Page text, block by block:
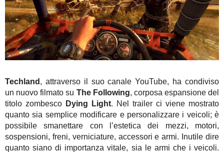
Techland , attraverso il suo canale YouTube, ha condiviso
un nuovo filmato su The Following, corposa espansione del
titolo zombesco Dying Light. Nel trailer ci viene mostrato
quanto sia semplice modificare e personalizzare i veicoli; è
possibile smanettare con l’estetica dei mezzi, motori,
sospensioni, freni, verniciature, accessori e armi. Inutile dire
quanto siano di importanza vitale, sia le armi che i veicoli.